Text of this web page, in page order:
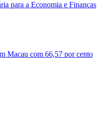
para a Economia e Finanças
Macau com 66,57 por cento